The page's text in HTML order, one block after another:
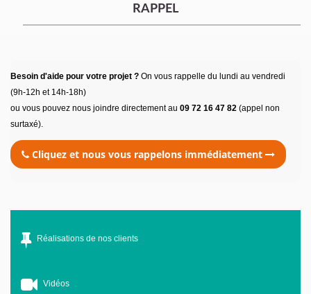
RAPPEL
Besoin d'aide pour votre projet ? On vous rappelle du lundi au vendredi
(9h-12h et 14h-18h)
ou vous pouvez nous joindre directement au 09 72 16 47 82 (appel non
surtaxé).
Cliquez et nous vous rappelons immédiatement
Réalisations de nos clients
Vidéos